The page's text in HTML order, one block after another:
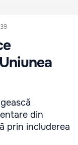
din
prin includerea